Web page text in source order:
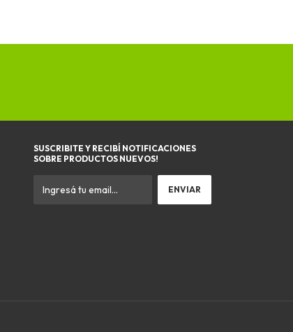
SUSCRIBITE Y RECIBÍ NOTIFICACIONES
SOBRE PRODUCTOS NUEVOS!